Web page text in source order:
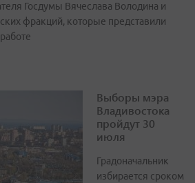
Госдумы Вячеслава Володина и
фракций, которые представили
Выборы мэра
Владивостока
пройдут 30
июля
Градоначальник
избирается сроком